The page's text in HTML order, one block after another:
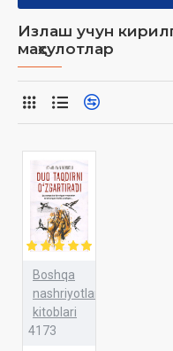
Излаш учун
маҳсулотлар
Boshqa
nashriyotlar
kitoblari
4173